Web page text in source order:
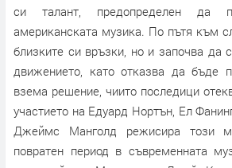
си талант, предопределен да
американската музика. По пътя към
близките си връзки, но и започва да
движението, като отказва да бъде
взема решение, чиито последици
участието на Едуард Нортън, Ел
Джеймс Манголд режисира този
повратен период в съвременната